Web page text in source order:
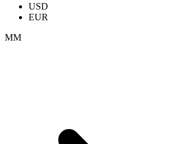
USD
EUR
ММ